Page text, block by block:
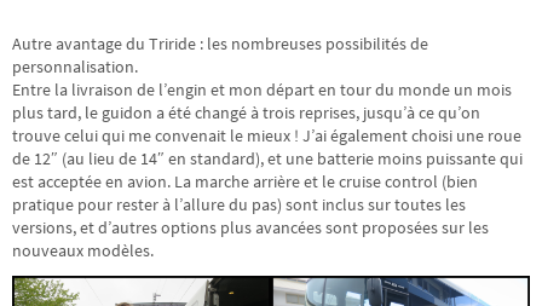
Autre avantage du Triride : les nombreuses possibilités de
personnalisation.
Entre la livraison de l’engin et mon départ en tour du monde un mois
plus tard, le guidon a été changé à trois reprises, jusqu’à ce qu’on
trouve celui qui me convenait le mieux ! J’ai également choisi une roue
de 12″ (au lieu de 14″ en standard), et une batterie moins puissante qui
est acceptée en avion. La marche arrière et le cruise control (bien
pratique pour rester à l’allure du pas) sont inclus sur toutes les
versions, et d’autres options plus avancées sont proposées sur les
nouveaux modèles.